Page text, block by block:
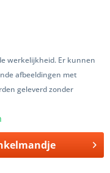
werkelijkheid. Er kunnen
afbeeldingen met
geleverd zonder